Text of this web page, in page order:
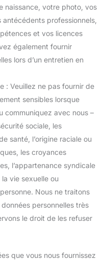
naissance, votre photo, vos
professionnels,
et vos licences
également fournir
lors d’un entretien en
: Veuillez ne pas fournir de
sensibles lorsque
communiquez avec nous –
sociale, les
santé, l’origine raciale ou
les croyances
l’appartenance syndicale
vie sexuelle ou
Nous ne traitons
personnelles très
le droit de les refuser
que vous nous fournissez